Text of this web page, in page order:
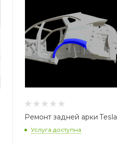
Ремонт задней арки Tesla
Услуга доступна